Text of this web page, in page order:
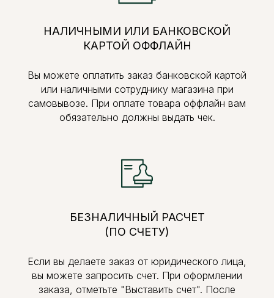
НАЛИЧНЫМИ ИЛИ БАНКОВСКОЙ
КАРТОЙ ОФФЛАЙН
Вы можете оплатить заказ банковской картой
или наличными сотруднику магазина при
самовывозе. При оплате товара оффлайн вам
обязательно должны выдать чек.
БЕЗНАЛИЧНЫЙ РАСЧЕТ
(ПО СЧЕТУ)
Если вы делаете заказ от юридического лица,
вы можете запросить счет. При оформлении
заказа, отметьте "Выставить счет". После